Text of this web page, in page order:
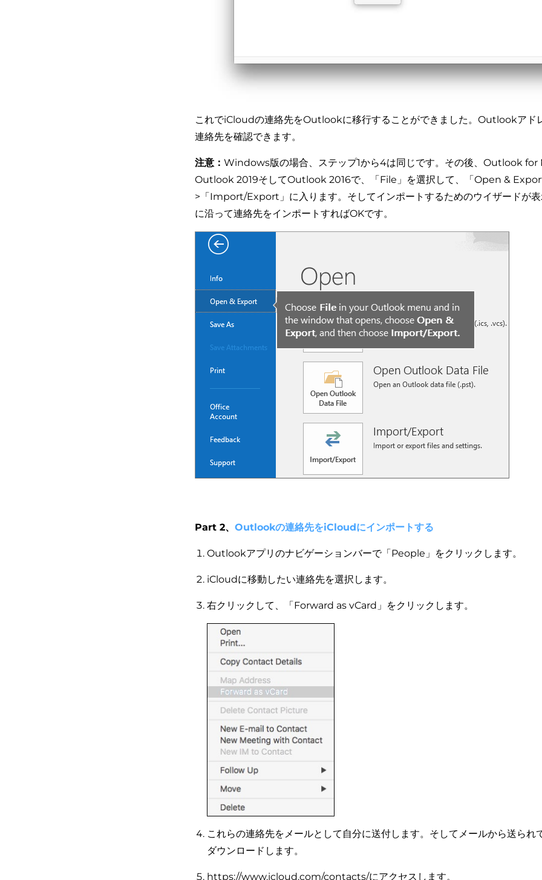
これでiCloudの連絡先をOutlookに移行することができました。Outlookアド
連絡先を確認できます。
注意： Windows版の場合、ステップ1から4は同じです。その後、Outlook for
Outlook 2019そしてOutlook 2016で、「File」を選択して、「Open & Export
>「Import/Export」に入ります。そしてインポートするためのウイザードが
に沿って連絡先をインポートすればOKです。
Part 2、 Outlookの連絡先をiCloudにインポートする
Outlookアプリのナビゲーションバーで「People」をクリックします。
iCloudに移動したい連絡先を選択します。
右クリックして、「Forward as vCard」をクリックします。
これらの連絡先をメールとして自分に送付します。そしてメールから送られ
ダウンロードします。
https://www.icloud.com/contacts/にアクセスします。